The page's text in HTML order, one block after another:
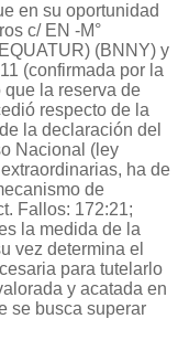
en su oportunidad
c/ EN -M°
(BNNY) y
(confirmada por la
que la reserva de
respecto de la
la declaración del
Nacional (ley
ha de
de
Fallos: 172:21;
la medida de la
vez determina el
para tutelarlo
y acatada en
se busca superar